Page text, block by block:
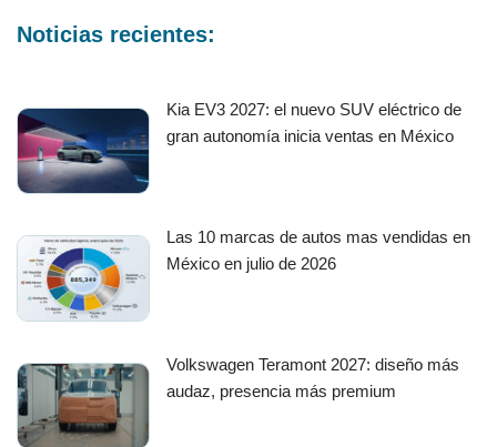
Noticias recientes:
Kia EV3 2027: el nuevo SUV eléctrico de
gran autonomía inicia ventas en México
Las 10 marcas de autos mas vendidas en
México en julio de 2026
Volkswagen Teramont 2027: diseño más
audaz, presencia más premium